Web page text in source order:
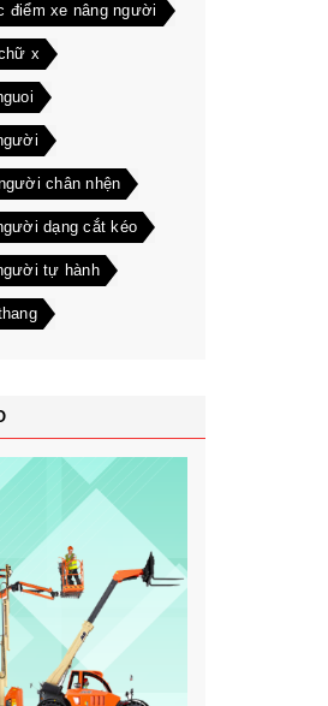
điểm xe nâng người
x
chân nhện
dạng cắt kéo
tự hành